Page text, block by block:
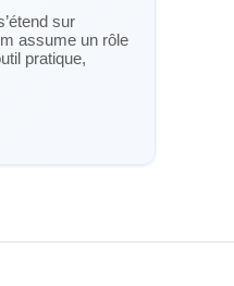
sur
assume un rôle
pratique,